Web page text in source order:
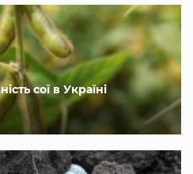
сої в Україні